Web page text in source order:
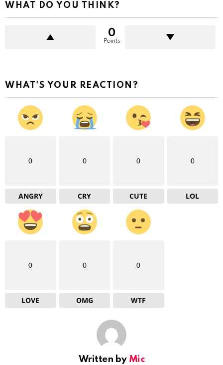
WHAT DO YOU THINK?
0
Points
WHAT'S YOUR REACTION?
0
ANGRY
0
CRY
0
CUTE
0
LOL
0
LOVE
0
OMG
0
WTF
Written by Mic